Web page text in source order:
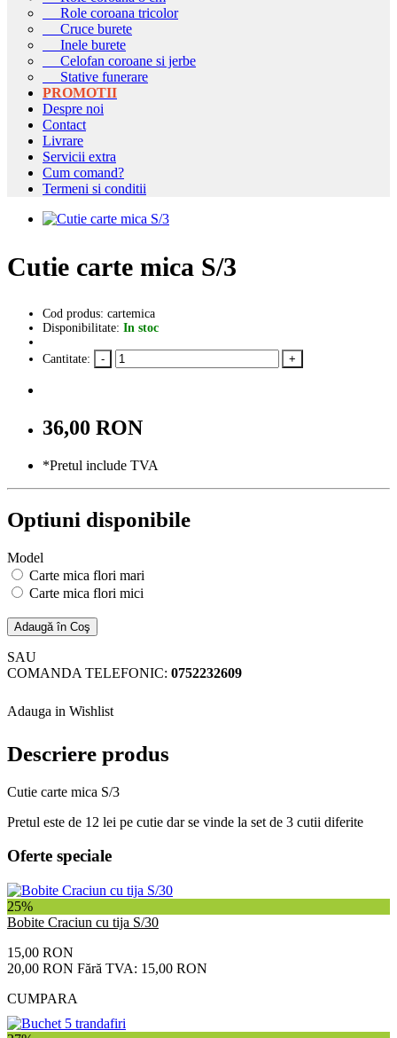
Role coroana tricolor
Cruce burete
Inele burete
Celofan coroane si jerbe
Stative funerare
PROMOTII
Despre noi
Contact
Livrare
Servicii extra
Cum comand?
Termeni si conditii
Cutie carte mica S/3
Cod produs: cartemica
Disponibilitate: In stoc
Cantitate:
36,00 RON
*Pretul include TVA
Optiuni disponibile
Model
Carte mica flori mari
Carte mica flori mici
Adaugă în Coş
SAU
COMANDA TELEFONIC: 0752232609
Adauga in Wishlist
Descriere produs
Cutie carte mica S/3
Pretul este de 12 lei pe cutie dar se vinde la set de 3 cutii diferite
Oferte speciale
25%
Bobite Craciun cu tija S/30
15,00 RON
20,00 RON Fără TVA: 15,00 RON
CUMPARA